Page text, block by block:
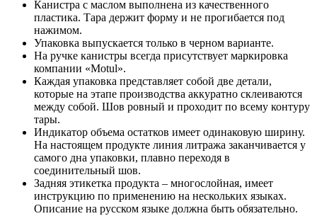
Канистра с маслом выполнена из качественного
пластика. Тара держит форму и не прогибается под
нажимом.
Упаковка выпускается только в черном варианте.
На ручке канистры всегда присутствует маркировка
компании «Motul».
Каждая упаковка представляет собой две детали,
которые на этапе производства аккуратно склеиваются
между собой. Шов ровный и проходит по всему контуру
тары.
Индикатор объема остатков имеет одинаковую ширину.
На настоящем продукте линия литража заканчивается у
самого дна упаковки, плавно переходя в
соединительный шов.
Задняя этикетка продукта – многослойная, имеет
инструкцию по применению на нескольких языках.
Описание на русском языке должна быть обязательно.